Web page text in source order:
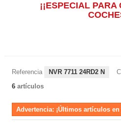
¡¡ESPECIAL
Referencia NVR 7711 24RD2 N
6 artículos
Advertencia: ¡Últimos artículos